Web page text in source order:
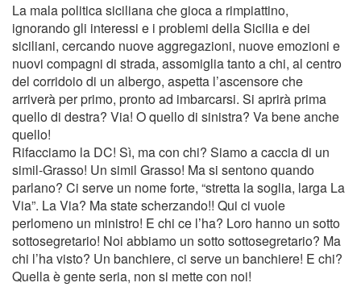
La mala politica siciliana che gioca a rimpiattino,
ignorando gli interessi e i problemi della Sicilia e dei
siciliani, cercando nuove aggregazioni, nuove emozioni e
nuovi compagni di strada, assomiglia tanto a chi, al centro
del corridoio di un albergo, aspetta l’ascensore che
arriverà per primo, pronto ad imbarcarsi. Si aprirà prima
quello di destra? Via! O quello di sinistra? Va bene anche
quello!
Rifacciamo la DC! Sì, ma con chi? Siamo a caccia di un
simil-Grasso! Un simil Grasso! Ma si sentono quando
parlano? Ci serve un nome forte, “stretta la soglia, larga La
Via”. La Via? Ma state scherzando!! Qui ci vuole
perlomeno un ministro! E chi ce l’ha? Loro hanno un sotto
sottosegretario! Noi abbiamo un sotto sottosegretario? Ma
chi l’ha visto? Un banchiere, ci serve un banchiere! E chi?
Quella è gente seria, non si mette con noi!